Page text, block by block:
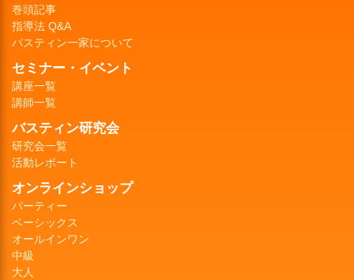
巻頭記事
指導法 Q&A
バスティン一家について
セミナー・イベント
講座一覧
講師一覧
バスティン研究会
研究会一覧
活動レポート
オンラインショップ
パーティー
ベーシックス
オールインワン
中級
大人